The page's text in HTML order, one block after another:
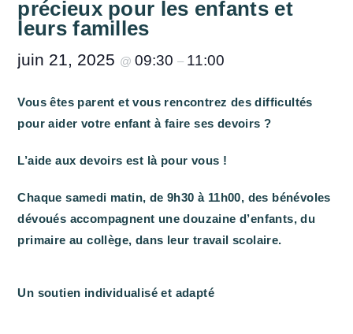
précieux pour les enfants et
leurs familles
juin 21, 2025 @09:30– 11:00
Vous êtes parent et vous rencontrez des difficultés
pour aider votre enfant à faire ses devoirs ?
L’aide aux devoirs est là pour vous !
Chaque samedi matin, de 9h30 à 11h00, des bénévoles
dévoués accompagnent une douzaine d’enfants, du
primaire au collège, dans leur travail scolaire.
Un soutien individualisé et adapté